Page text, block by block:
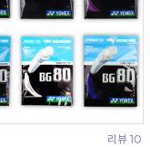
리뷰 10